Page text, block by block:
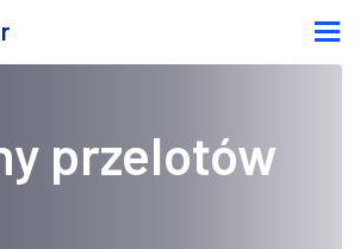
przelotów